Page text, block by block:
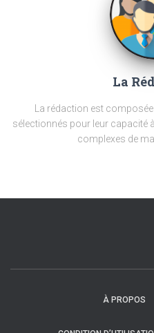
La
La rédaction est
sélectionnés pour leur
complexes de
À PROPOS